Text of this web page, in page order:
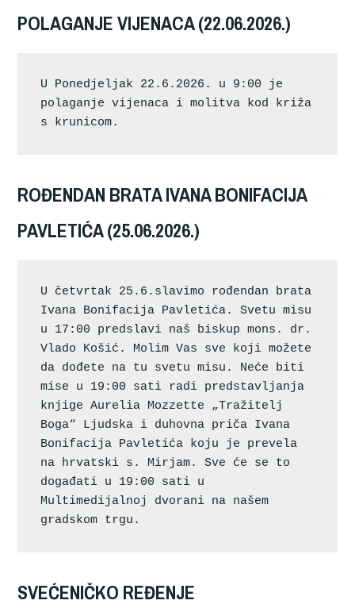
POLAGANJE VIJENACA (22.06.2026.)
U Ponedjeljak 22.6.2026. u 9:00 je
polaganje vijenaca i molitva kod križa
s krunicom.
ROĐENDAN BRATA IVANA BONIFACIJA
PAVLETIĆA (25.06.2026.)
U četvrtak 25.6.slavimo rođendan brata
Ivana Bonifacija Pavletića. Svetu misu
u 17:00 predslavi naš biskup mons. dr.
Vlado Košić. Molim Vas sve koji možete
da dođete na tu svetu misu. Neće biti
mise u 19:00 sati radi predstavljanja
knjige Aurelia Mozzette „Tražitelj
Boga“ Ljudska i duhovna priča Ivana
Bonifacija Pavletića koju je prevela
na hrvatski s. Mirjam. Sve će se to
događati u 19:00 sati u
Multimedijalnoj dvorani na našem
gradskom trgu.
SVEĆENIČKO REĐENJE